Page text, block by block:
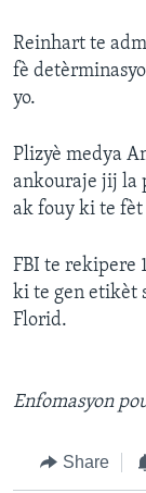
Reinhart te
fè
yo.
Plizyè medya
ankouraje jij la
ak fouy ki te
FBI te rekipere
ki te gen etikèt
Florid.
Enfomasyon
Share